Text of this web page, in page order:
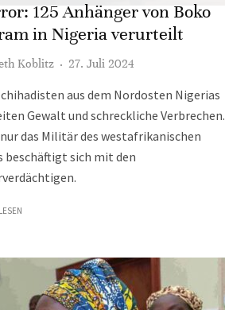
125 Anhänger von Boko
in Nigeria verurteilt
Koblitz · 27. Juli 2024
aus dem Nordosten Nigerias
Gewalt und schreckliche Verbrechen.
das Militär des westafrikanischen
beschäftigt sich mit den